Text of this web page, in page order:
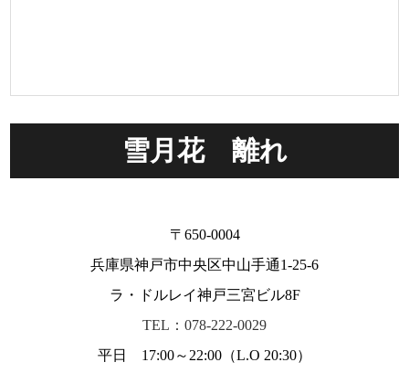
雪月花 離れ
〒650-0004
兵庫県神戸市中央区中山手通1-25-6
ラ・ドルレイ神戸三宮ビル8F
TEL：078-222-0029
平日 17:00～22:00（L.O 20:30）